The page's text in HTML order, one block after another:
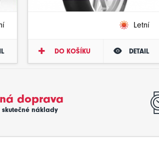
Letní
DO KOŠÍKU DETAIL
doprava
skutečné náklady